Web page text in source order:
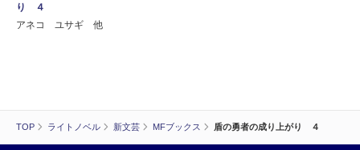
TOP ライトノベル 新文芸 MFブックス 盾の勇者の成り上がり ４
り ４
アネコ ユサギ 他